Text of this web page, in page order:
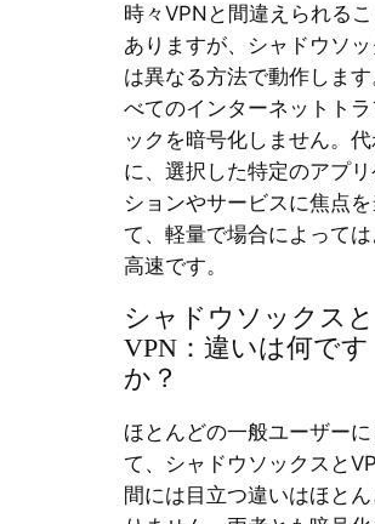
時々VPNと間違えられる
ありますが、シャドウソッ
は異なる方法で動作しま
べてのインターネットトラ
ックを暗号化しません。代
に、選択した特定のアプ
ションやサービスに焦点を
て、軽量で場合によっては
高速です。
シャドウソックスと
VPN：違いは何です
か？
ほとんどの一般ユーザーに
て、シャドウソックスと
間には目立つ違いはほと